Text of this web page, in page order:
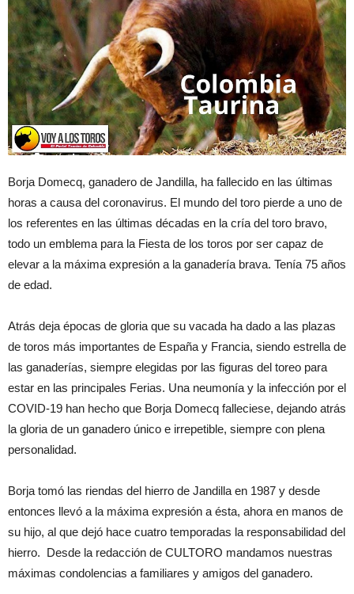
Borja Domecq, ganadero de Jandilla, ha fallecido en las últimas
horas a causa del coronavirus. El mundo del toro pierde a uno de
los referentes en las últimas décadas en la cría del toro bravo,
todo un emblema para la Fiesta de los toros por ser capaz de
elevar a la máxima expresión a la ganadería brava. Tenía 75 años
de edad.
Atrás deja épocas de gloria que su vacada ha dado a las plazas
de toros más importantes de España y Francia, siendo estrella de
las ganaderías, siempre elegidas por las figuras del toreo para
estar en las principales Ferias. Una neumonía y la infección por el
COVID-19 han hecho que Borja Domecq falleciese, dejando atrás
la gloria de un ganadero único e irrepetible, siempre con plena
personalidad.
Borja tomó las riendas del hierro de Jandilla en 1987 y desde
entonces llevó a la máxima expresión a ésta, ahora en manos de
su hijo, al que dejó hace cuatro temporadas la responsabilidad del
hierro. Desde la redacción de CULTORO mandamos nuestras
máximas condolencias a familiares y amigos del ganadero.